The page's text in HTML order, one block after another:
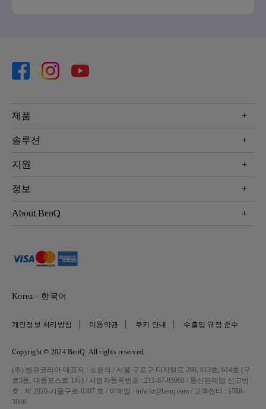
제품
프로젝터
조명
솔루션
Eye-Care 모니터
e스포츠
비즈니스 디스플레이
지원
문의
서비스센터
정보
프로젝터 거리계산기
About BenQ
사회적 책임
뉴스
Copyright © 2024 BenQ. All rights reserved.
개인정보 처리방침 이용약관 쿠키 안내 수출입 규정 준수
Korea - 한국어
(주) 벤큐코리아 대표자 : 소윤석 / 서울 구로구 디지털로 288, 613호, 614호 (구
로3동, 대륭포스트 1차) / 사업자등록번호 : 211-87-85968 / 통신판매업 신고번
호 : 제 2020-서울구로-0307 호 / 이메일 : info.kr@benq.com / 고객센터 : 1588-
3866